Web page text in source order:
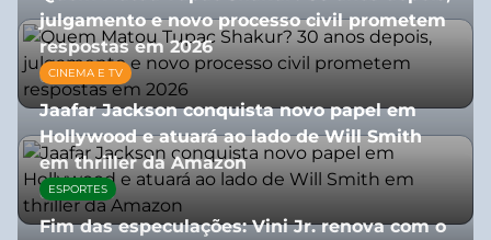
julgamento e novo processo civil prometem
respostas em 2026
05/08/2026
CINEMA E TV
Jaafar Jackson conquista novo papel em
Hollywood e atuará ao lado de Will Smith
em thriller da Amazon
06/08/2026
ESPORTES
Fim das especulações: Vini Jr. renova com o